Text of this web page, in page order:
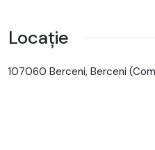
Locație
107060 Berceni, Berceni